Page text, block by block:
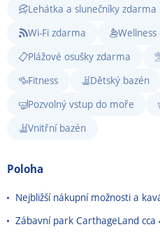
Lehátka a slunečníky zdarma
Wi-Fi zdarma
Wellness
Plážové osušky zdarma
Fitness
Dětský bazén
Pozvolný vstup do moře
Vnitřní bazén
Poloha
Nejbližší nákupní možnosti a
Zábavní park CarthageLand cca